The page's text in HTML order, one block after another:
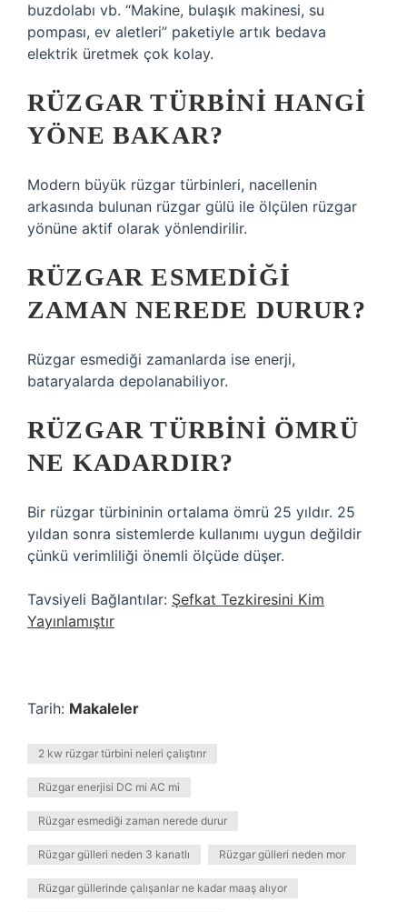
buzdolabı vb. “Makine, bulaşık makinesi, su
pompası, ev aletleri” paketiyle artık bedava
elektrik üretmek çok kolay.
RÜZGAR TÜRBINI HANGI
YÖNE BAKAR?
Modern büyük rüzgar türbinleri, nacellenin
arkasında bulunan rüzgar gülü ile ölçülen rüzgar
yönüne aktif olarak yönlendirilir.
RÜZGAR ESMEDIĞI
ZAMAN NEREDE DURUR?
Rüzgar esmediği zamanlarda ise enerji,
bataryalarda depolanabiliyor.
RÜZGAR TÜRBINI ÖMRÜ
NE KADARDIR?
Bir rüzgar türbininin ortalama ömrü 25 yıldır. 25
yıldan sonra sistemlerde kullanımı uygun değildir
çünkü verimliliği önemli ölçüde düşer.
Tavsiyeli Bağlantılar: Şefkat Tezkiresini Kim
Yayınlamıştır
Tarih: Makaleler
2 kw rüzgar türbini neleri çalıştırır
Rüzgar enerjisi DC mi AC mi
Rüzgar esmediği zaman nerede durur
Rüzgar gülleri neden 3 kanatlı Rüzgar gülleri neden mor
Rüzgar güllerinde çalışanlar ne kadar maaş alıyor